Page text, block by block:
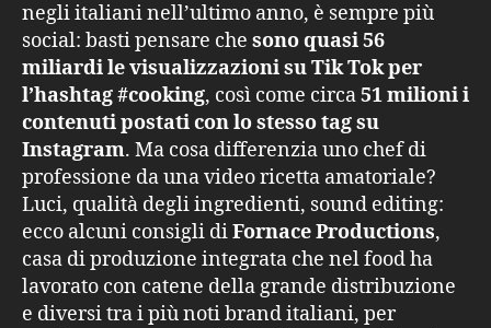
negli italiani nell’ultimo anno, è sempre più
social: basti pensare che sono quasi 56
miliardi le visualizzazioni su Tik Tok per
l’hashtag #cooking, così come circa51 milioni i
contenuti postati con lo stesso tag su
Instagram. Ma cosa differenzia uno chef di
professione da una video ricetta amatoriale?
Luci, qualità degli ingredienti, sound editing:
ecco alcuni consigli diFornace Productions,
casa di produzione integrata che nel food ha
lavorato con catene della grande distribuzione
e diversi tra i più noti brand italiani, per